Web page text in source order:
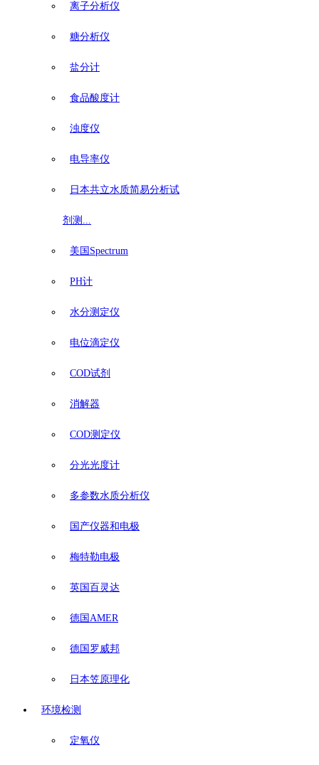
离子分析仪
糖分析仪
盐分计
食品酸度计
浊度仪
电导率仪
日本共立水质简易分析试
剂测...
美国Spectrum
PH计
水分测定仪
电位滴定仪
COD试剂
消解器
COD测定仪
分光光度计
多参数水质分析仪
国产仪器和电极
梅特勒电极
英国百灵达
德国AMER
德国罗威邦
日本笠原理化
环境检测
定氧仪